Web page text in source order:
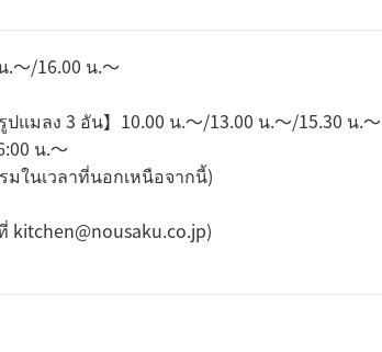
.〜/16.00 น.〜
ปแมลง 3 อัน】10.00 น.〜/13.00 น.〜/15.30 น.〜
น.〜
ในเวลาที่นอกเหนือจากนี้)
kitchen@nousaku.co.jp)